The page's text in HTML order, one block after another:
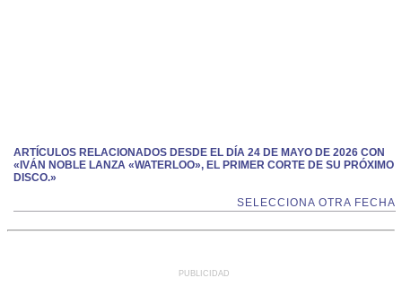
ARTÍCULOS RELACIONADOS DESDE EL DÍA 24 DE MAYO DE 2026 CON
«IVÁN NOBLE LANZA «WATERLOO», EL PRIMER CORTE DE SU PRÓXIMO
DISCO.»
SELECCIONA OTRA FECHA
PUBLICIDAD